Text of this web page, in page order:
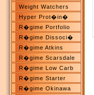
Weight Watchers
Hyper Prot�in�
R�gime Portfolio
R�gime Dissoci�
R�gime Atkins
R�gime Scarsdale
R�gime Low Carb
R�gime Starter
R�gime Okinawa